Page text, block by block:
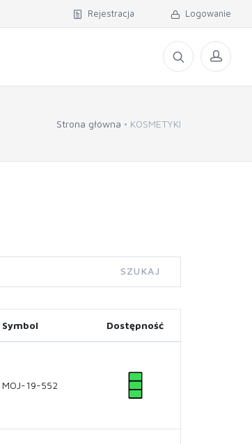
Rejestracja Logowanie
Strona główna KOSMETYKI
SZUKAJ
Symbol Dostępność
MOJ-19-552